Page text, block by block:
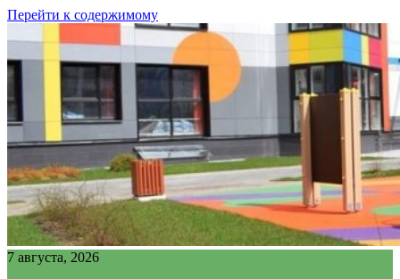
Перейти к содержимому
7 августа, 2026